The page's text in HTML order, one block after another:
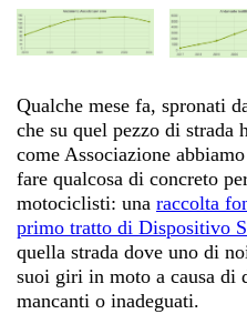
Qualche mese fa, spronati
che su quel pezzo di strada
come Associazione
fare qualcosa di concreto
motociclisti: una raccolta
primo tratto di Dispositivo
quella strada dove uno di
suoi giri in moto a causa di
mancanti o inadeguati.